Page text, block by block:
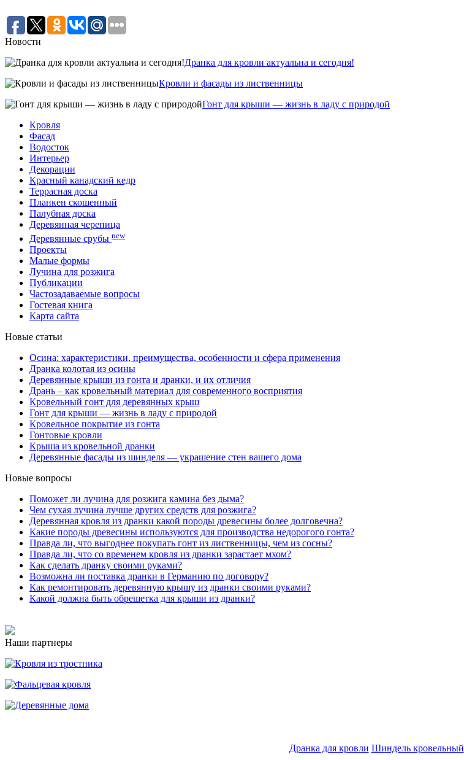
Новости
Дранка для кровли актуальна и сегодня!
Кровли и фасады из лиственницы
Гонт для крыши — жизнь в ладу с природой
Кровля
Фасад
Водосток
Интерьер
Декорации
Красный канадский кедр
Террасная доска
Планкен скошенный
Палубная доска
Деревянная черепица
Деревянные срубы new
Проекты
Малые формы
Лучина для розжига
Публикации
Частозадаваемые вопросы
Гостевая книга
Карта сайта
Новые статьи
Осина: характеристики, преимущества, особенности и сфера применения
Дранка колотая из осины
Деревянные крыши из гонта и дранки, и их отличия
Дрань – как кровельный материал для современного восприятия
Кровельный гонт для деревянных крыш
Гонт для крыши — жизнь в ладу с природой
Кровельное покрытие из гонта
Гонтовые кровли
Крыша из кровельной дранки
Деревянные фасады из шинделя — украшение стен вашего дома
Новые вопросы
Поможет ли лучина для розжига камина без дыма?
Чем сухая лучина лучше других средств для розжига?
Деревянная кровля из дранки какой породы древесины более долговечна?
Какие породы древесины используются для производства недорогого гонта?
Правда ли, что выгоднее покупать гонт из лиственницы, чем из сосны?
Правда ли, что со временем кровля из дранки зарастает мхом?
Как сделать дранку своими руками?
Возможна ли поставка дранки в Германию по договору?
Как ремонтировать деревянную крышу из дранки своими руками?
Какой должна быть обрешетка для крыши из дранки?
Наши партнеры
Дранка для кровли Шиндель кровельный